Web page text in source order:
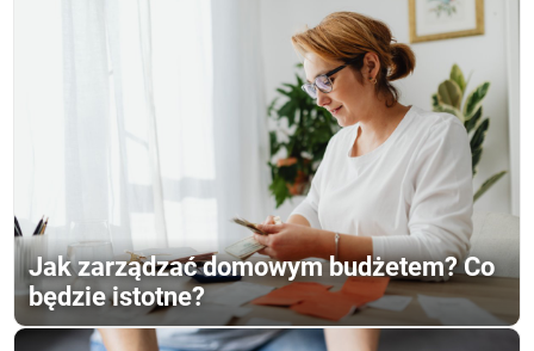
Jak zarządzać domowym budżetem? Co
będzie istotne?